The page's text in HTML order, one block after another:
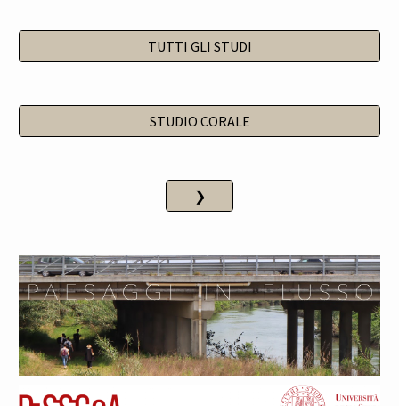
TUTTI GLI STUDI
STUDIO CORALE
❯